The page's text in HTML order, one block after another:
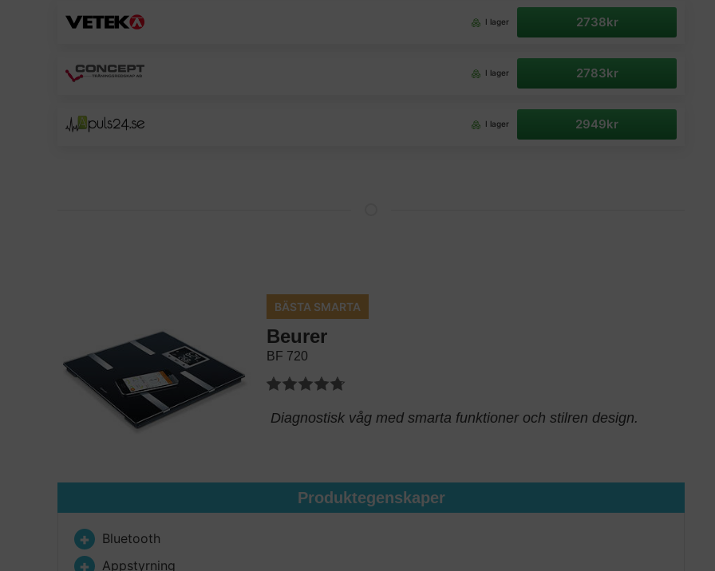
I lager 2738kr
I lager 2783kr
I lager 2949kr
BÄSTA SMARTA
Beurer
BF 720
Diagnostisk våg med smarta funktioner och stilren design.
Produktegenskaper
Bluetooth
Appstyrning